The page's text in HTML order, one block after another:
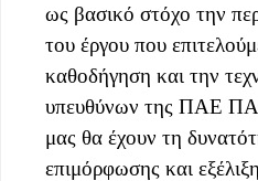
ως βασικό στόχο την
του έργου που
καθοδήγηση και την
υπευθύνων της ΠΑΕ
μας θα έχουν τη
επιμόρφωσης και